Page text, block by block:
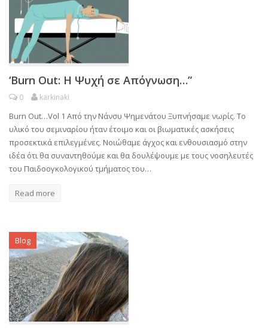
‘Burn Out: Η Ψυχή σε Απόγνωση…”
0 karkinaki
Burn Out…Vol 1 Από την Νάνσυ Ψημενάτου Ξυπνήσαμε νωρίς. Το
υλικό του σεμιναρίου ήταν έτοιμο και οι βιωματικές ασκήσεις
προσεκτικά επιλεγμένες. Νοιώθαμε άγχος και ενθουσιασμό στην
ιδέα ότι θα συναντηθούμε και θα δουλέψουμε με τους νοσηλευτές
του Παιδοογκολογικού τμήματος του…
Read more
Blog